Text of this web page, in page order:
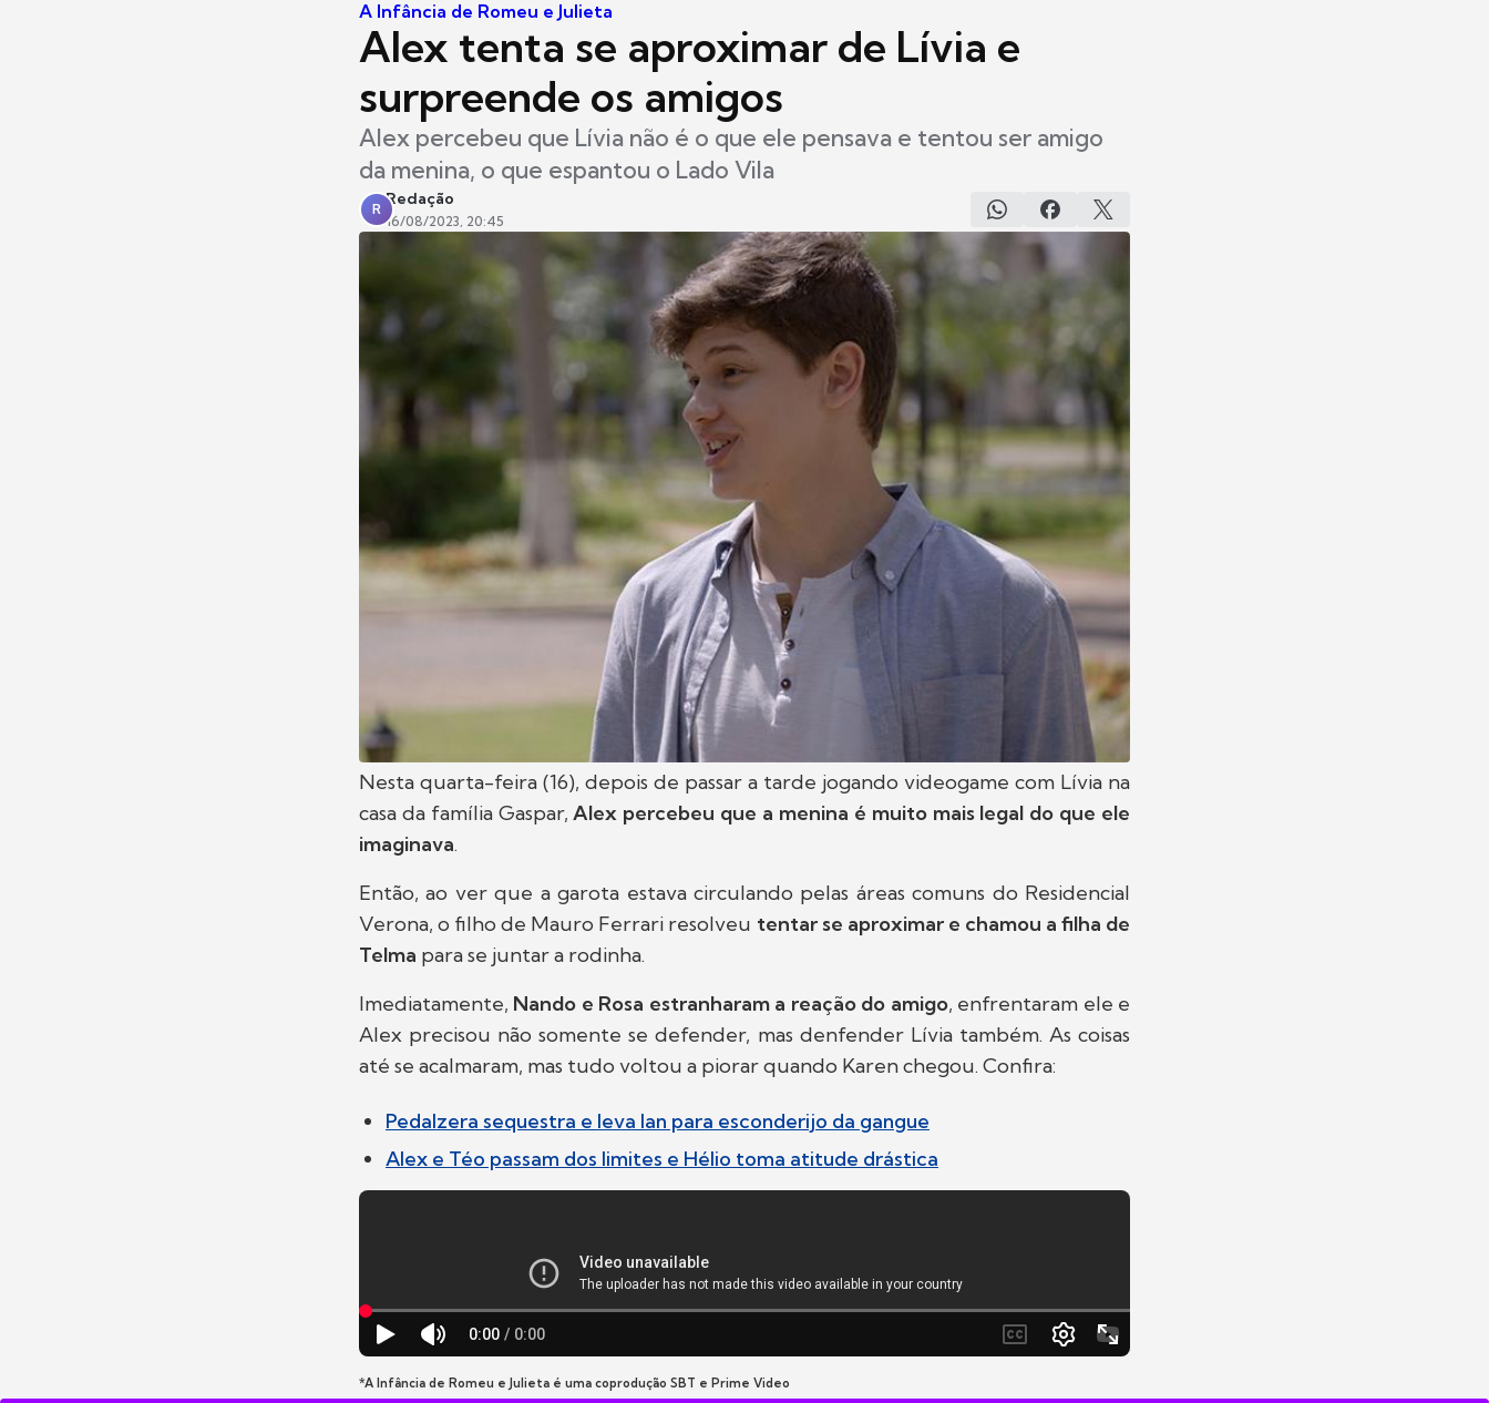
A Infância de Romeu e Julieta
Alex tenta se aproximar de Lívia e
surpreende os amigos
Alex percebeu que Lívia não é o que ele pensava e tentou ser amigo
da menina, o que espantou o Lado Vila
R
Redação
16/08/2023, 20:45
Nesta quarta-feira (16), depois de passar a tarde jogando videogame com Lívia na
casa da família Gaspar,Alex percebeu que a menina é muito mais legal do que ele
imaginava.
Então, ao ver que a garota estava circulando pelas áreas comuns do Residencial
Verona, o filho de Mauro Ferrari resolveu tentar se aproximar e chamou a filha de
Telma para se juntar a rodinha.
Imediatamente, Nando e Rosa estranharam a reação do amigo, enfrentaram ele e
Alex precisou não somente se defender, mas denfender Lívia também. As coisas
até se acalmaram, mas tudo voltou a piorar quando Karen chegou. Confira:
Pedalzera sequestra e leva Ian para esconderijo da gangue
Alex e Téo passam dos limites e Hélio toma atitude drástica
*A Infância de Romeu e Julieta é uma coprodução SBT e Prime Video